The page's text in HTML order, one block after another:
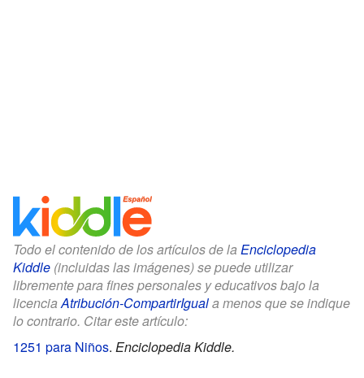
Todo el contenido de los artículos de la Enciclopedia
Kiddle (incluidas las imágenes) se puede utilizar
libremente para fines personales y educativos bajo la
licenciaAtribución-CompartirIguala menos que se indique
lo contrario. Citar este artículo:
1251 para Niños. Enciclopedia Kiddle.